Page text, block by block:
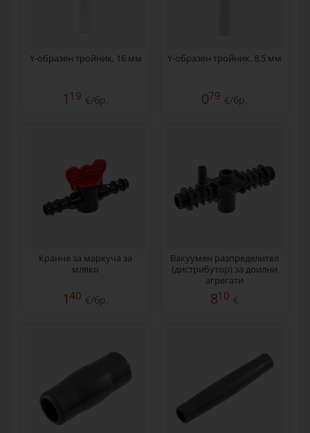
Y-образен тройник, 16 мм
1 19 €/бр.
Y-образен тройник, 8,5 мм
079 €/бр.
Кранче за маркуча за
мляко
140 €/бр.
Вакуумен разпределител
(дистрибутор) за доилни
агрегати
810 €